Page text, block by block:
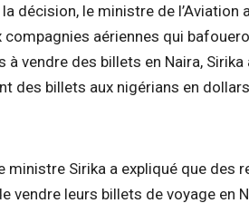
décision, le ministre de l’Aviation
aériennes qui
vendre des billets en Naira,
des billets aux nigérians en
ministre Sirika a expliqué que
vendre leurs billets de voyage en